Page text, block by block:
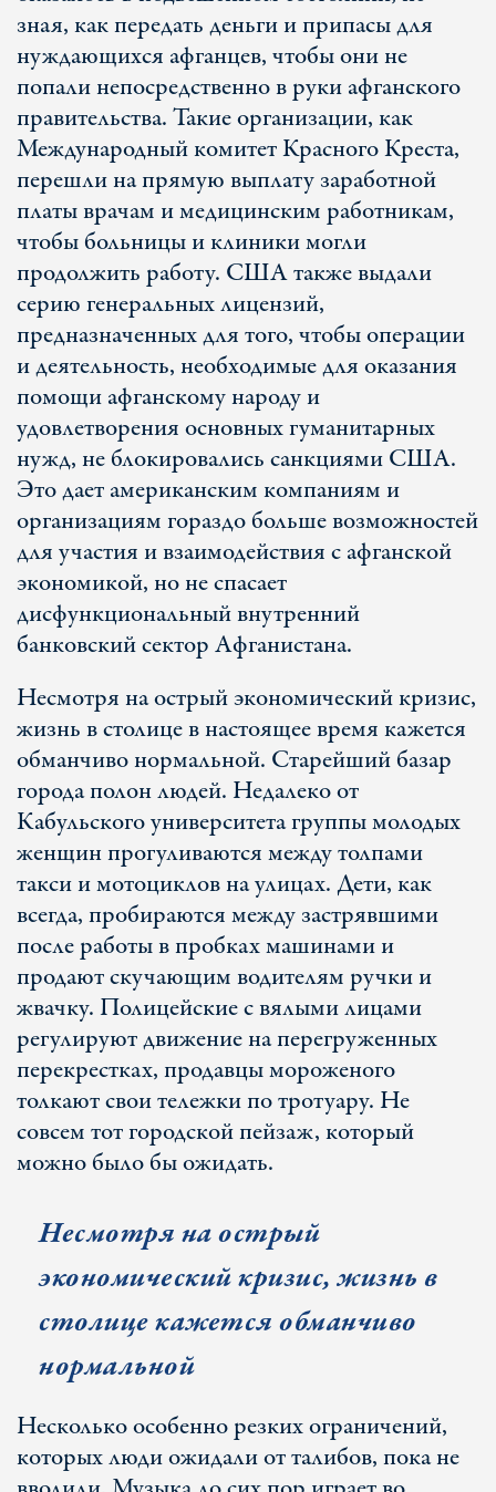
зная, как передать деньги и припасы для
нуждающихся афганцев, чтобы они не
попали непосредственно в руки афганского
правительства. Такие организации, как
Международный комитет Красного Креста,
перешли на прямую выплату заработной
платы врачам и медицинским работникам,
чтобы больницы и клиники могли
продолжить работу. США также выдали
серию генеральных лицензий,
предназначенных для того, чтобы операции
и деятельность, необходимые для оказания
помощи афганскому народу и
удовлетворения основных гуманитарных
нужд, не блокировались санкциями США.
Это дает американским компаниям и
организациям гораздо больше возможностей
для участия и взаимодействия с афганской
экономикой, но не спасает
дисфункциональный внутренний
банковский сектор Афганистана.
Несмотря на острый экономический кризис,
жизнь в столице в настоящее время кажется
обманчиво нормальной. Старейший базар
города полон людей. Недалеко от
Кабульского университета группы молодых
женщин прогуливаются между толпами
такси и мотоциклов на улицах. Дети, как
всегда, пробираются между застрявшими
после работы в пробках машинами и
продают скучающим водителям ручки и
жвачку. Полицейские с вялыми лицами
регулируют движение на перегруженных
перекрестках, продавцы мороженого
толкают свои тележки по тротуару. Не
совсем тот городской пейзаж, который
можно было бы ожидать.
Несмотря на острый
экономический кризис, жизнь в
столице кажется обманчиво
нормальной
Несколько особенно резких ограничений,
которых люди ожидали от талибов, пока не